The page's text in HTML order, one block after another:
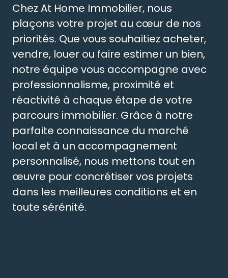
Chez At Home Immobilier, nous
plaçons votre projet au cœur de nos
priorités. Que vous souhaitiez acheter,
vendre, louer ou faire estimer un bien,
notre équipe vous accompagne avec
professionnalisme, proximité et
réactivité à chaque étape de votre
parcours immobilier. Grâce à notre
parfaite connaissance du marché
local et à un accompagnement
personnalisé, nous mettons tout en
œuvre pour concrétiser vos projets
dans les meilleures conditions et en
toute sérénité.